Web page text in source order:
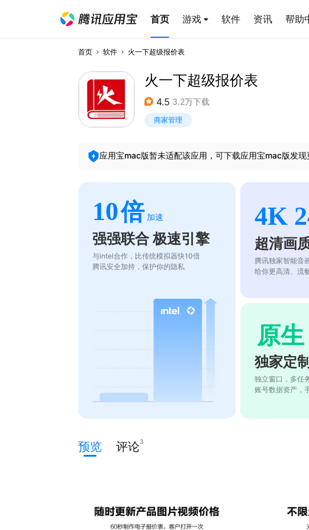
首页 游戏 软件 资讯 帮助
首页 软件 火一下超级报价表
火一下超级报价表
4.5 3.2万下载
商家管理
应用宝mac版暂未适配该应用，可下载应用宝mac版发现
10倍 加速
强强联合 极速引擎
与intel合作，比传统模拟器快10倍
腾讯安全加持，保护你的隐私
4K
超清画
腾讯独家智能音
给你更高清、流
原生
独家定
独立窗口，多任
账号数据资产，
预览 评论3